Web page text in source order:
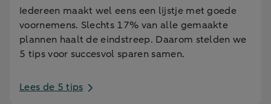
Iedereen maakt wel eens een lijstje met goede
voornemens. Slechts 17% van alle gemaakte
plannen haalt de eindstreep. Daarom stelden we
5 tips voor succesvol sparen samen.
Lees de 5 tips